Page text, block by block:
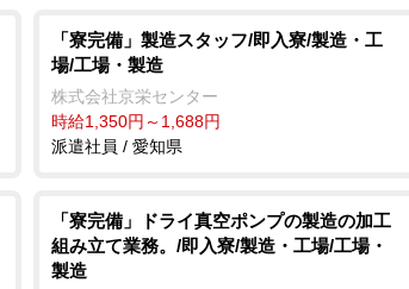
「寮完備」製造スタッフ/即入寮/製造・工
場/工場・製造
株式会社京栄センター
時給1,350円～1,688円
派遣社員 / 愛知県
「寮完備」ドライ真空ポンプの製造の加工
組み立て業務。/即入寮/製造・工場/工場・
製造